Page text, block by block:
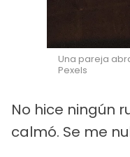
Una pareja
Pexels
No hice ningún
calmó. Se me